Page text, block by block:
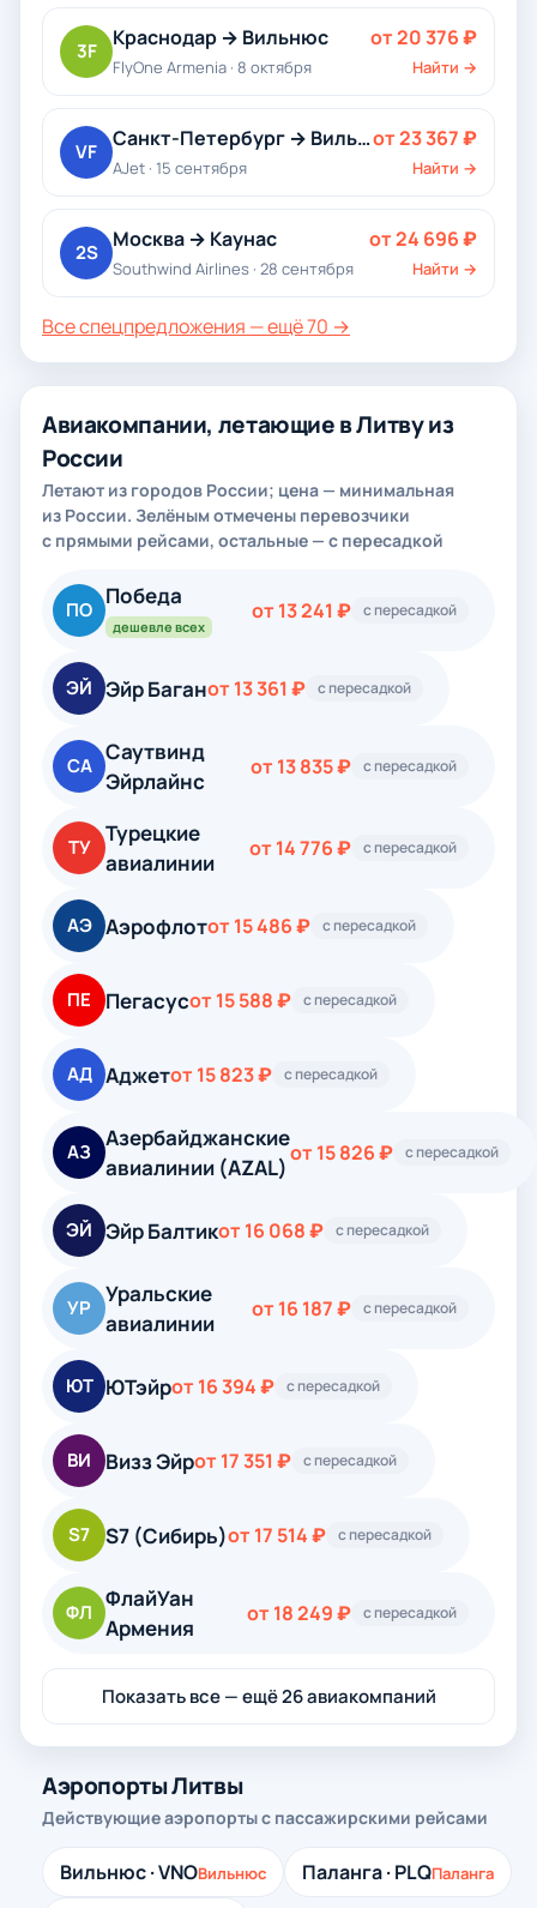
3F
Краснодар → Вильнюс
FlyOne Armenia · 8 октября
от 20 376 ₽
Найти →
VF
Санкт-Петербург → Вильнюс
AJet · 15 сентября
от 23 367 ₽
Найти →
2S
Москва → Каунас
Southwind Airlines · 28 сентября
от 24 696 ₽
Найти →
Все спецпредложения — ещё 70 →
Авиакомпании, летающие в Литву из
России
Летают из городов России; цена — минимальная
из России. Зелёным отмечены перевозчики
с прямыми рейсами, остальные — с пересадкой
ПО
Победа
дешевле всех
от 13 241 ₽ с пересадкой
ЭЙ Эйр Баганот 13 361 ₽ с пересадкой
СА
Саутвинд
Эйрлайнс
от 13 835 ₽ с пересадкой
ТУ
Турецкие
авиалинии
от 14 776 ₽ с пересадкой
АЭ Аэрофлотот 15 486 ₽ с пересадкой
ПЕ Пегасусот 15 588 ₽ с пересадкой
АД Аджетот 15 823 ₽ с пересадкой
АЗ
Азербайджанские
авиалинии (AZAL)
от 15 826 ₽ с пересадкой
ЭЙ Эйр Балтикот 16 068 ₽ с пересадкой
УР
Уральские
авиалинии
от 16 187 ₽ с пересадкой
ЮТ ЮТэйрот 16 394 ₽ с пересадкой
ВИ Визз Эйрот 17 351 ₽ с пересадкой
S7 S7 (Сибирь)от 17 514 ₽ с пересадкой
ФЛ
ФлайУан
Армения
от 18 249 ₽ с пересадкой
Показать все — ещё 26 авиакомпаний
Аэропорты Литвы
Действующие аэропорты с пассажирскими рейсами
Вильнюс · VNOВильнюс Паланга · PLQПаланга